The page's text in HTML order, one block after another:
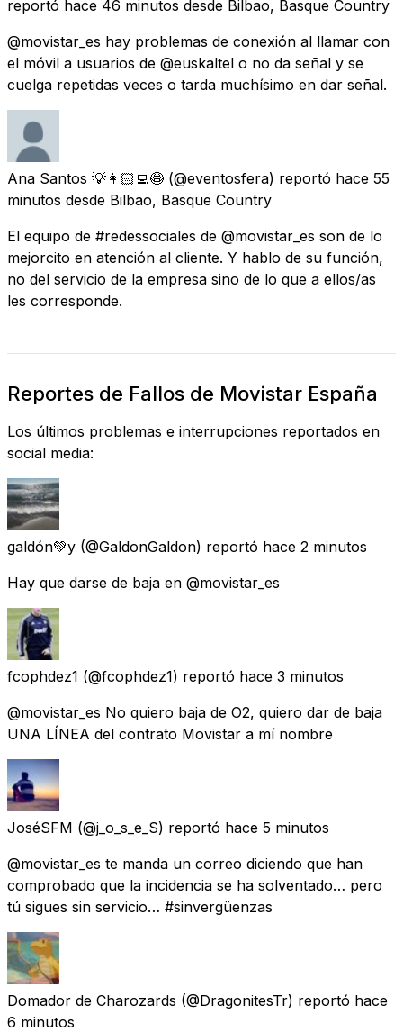
reportó hace 46 minutos desde Bilbao, Basque Country
@movistar_es hay problemas de conexión al llamar con
el móvil a usuarios de @euskaltel o no da señal y se
cuelga repetidas veces o tarda muchísimo en dar señal.
Ana Santos 💡👩🏻‍💻😷 (@eventosfera) reportó hace 55
minutos desde Bilbao, Basque Country
El equipo de #redessociales de @movistar_es son de lo
mejorcito en atención al cliente. Y hablo de su función,
no del servicio de la empresa sino de lo que a ellos/as
les corresponde.
Reportes de Fallos de Movistar España
Los últimos problemas e interrupciones reportados en
social media:
galdón💚y (@GaldonGaldon) reportó hace 2 minutos
Hay que darse de baja en @movistar_es
fcophdez1 (@fcophdez1) reportó hace 3 minutos
@movistar_es No quiero baja de O2, quiero dar de baja
UNA LÍNEA del contrato Movistar a mí nombre
JoséSFM (@j_o_s_e_S) reportó hace 5 minutos
@movistar_es te manda un correo diciendo que han
comprobado que la incidencia se ha solventado… pero
tú sigues sin servicio… #sinvergüenzas
Domador de Charozards (@DragonitesTr) reportó hace
6 minutos